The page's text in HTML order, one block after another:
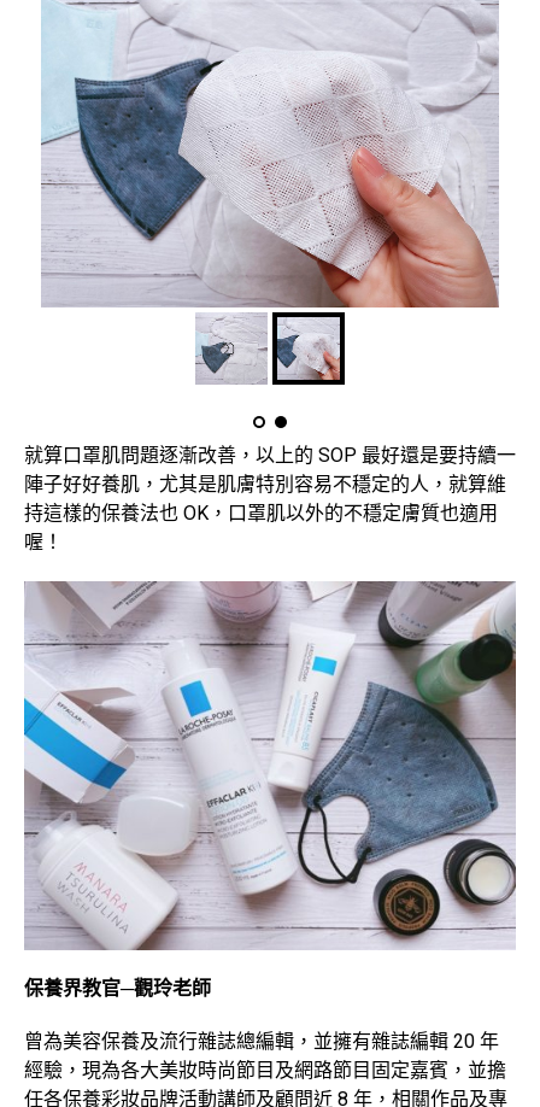
就算口罩肌問題逐漸改善，以上的 SOP 最好還是要持續一
陣子好好養肌，尤其是肌膚特別容易不穩定的人，就算維
持這樣的保養法也 OK，口罩肌以外的不穩定膚質也適用
喔！
保養界教官─觀玲老師
曾為美容保養及流行雜誌總編輯，並擁有雜誌編輯 20 年
經驗，現為各大美妝時尚節目及網路節目固定嘉賓，並擔
任各保養彩妝品牌活動講師及顧問近 8 年，相關作品及專